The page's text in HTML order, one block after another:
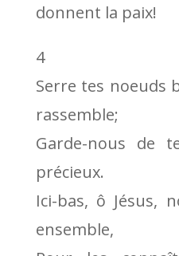
donnent la paix!
4
Serre tes noeuds
rassemble;
Garde-nous de
précieux.
Ici-bas, ô Jésus,
ensemble,